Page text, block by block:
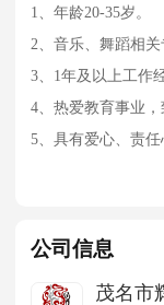
1、年龄20-35岁。
2、音乐、舞蹈相关
3、1年及以上工作
4、热爱教育事业，
5、具有爱心、责
公司信息
茂名市